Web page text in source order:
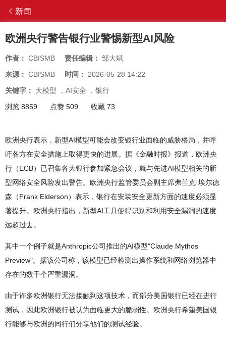
新闻
欧洲央行警告银行业警惕新型AI风险
作者： CBISMB 责任编辑： 邹大斌
来源： CBISMB 时间： 2026-05-28 14:22
关键字： 大模型 ， AI安全 ， 银行
浏览 8859
点赞 509 收藏 73
欧洲央行表示，新型AI模型可能会改变银行业面临的威胁格局，并呼
吁各方在安全措施上取得更快的进展。据《金融时报》报道，欧洲央
行（ECB）已召集各大银行参加紧急会议，就与先进AI模型相关的新
型网络安全风险发出警告。欧洲央行监管委员会副主席弗兰克·埃尔德
森（Frank Elderson）表示，银行在安装安全更新方面的速度必须显
著提升。欧洲央行指出，新型AI工具使得识别和利用安全漏洞的速度
远超过去。
其中一个例子就是Anthropic公司推出的AI模型"Claude Mythos
Preview"。据该公司称，该模型已经检测出操作系统和网络浏览器中
存在的数千个严重漏洞。
由于许多欧洲银行无法接触到这项技术，而部分美国银行已经在进行
测试，因此欧洲银行被认为面临更大的脆弱性。欧洲央行希望美国银
行能够与欧洲的同行们分享他们的测试经验。